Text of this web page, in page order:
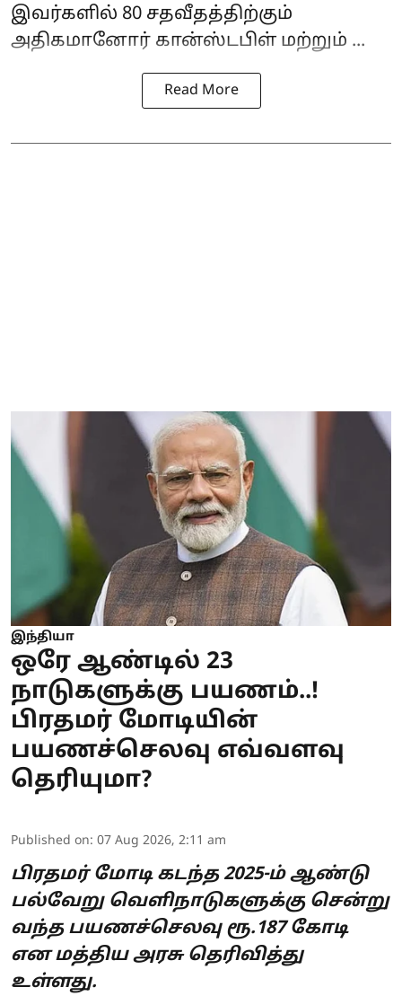
இவர்களில் 80 சதவீதத்திற்கும்
அதிகமானோர் கான்ஸ்டபிள் மற்றும் ...
Read More
இந்தியா
ஒரே ஆண்டில் 23
நாடுகளுக்கு பயணம்..!
பிரதமர் மோடியின்
பயணச்செலவு எவ்வளவு
தெரியுமா?
Published on: 07 Aug 2026, 2:11 am
பிரதமர் மோடி கடந்த 2025-ம் ஆண்டு
பல்வேறு வெளிநாடுகளுக்கு சென்று
வந்த பயணச்செலவு ரூ.187 கோடி
என மத்திய அரசு தெரிவித்து
உள்ளது.